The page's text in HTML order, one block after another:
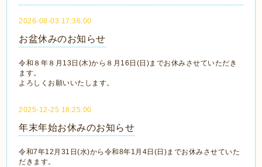
2026-08-03 17:36:00
お盆休みのお知らせ
令和８年８月13日(木)から８月16日(日)までお休みさせていただき
ます。
よろしくお願いいたします。
2025-12-25 18:25:00
年末年始お休みのお知らせ
令和7年12月31日(水)から令和8年1月4日(日)までお休みさせていた
だきます。